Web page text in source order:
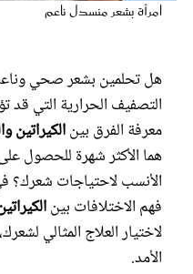
امرأة بشعر منسدل ناعم
هل تحلمين بشعر صحي
التصفيف الحرارية التي
معرفة الفرق بينالكيراتين
هما الأكثر شهرة للحصول
الأنسب لاحتياجات شعرك؟
فهم الاختلافات بين
لاختيار العلاج المثالي
الأمد.